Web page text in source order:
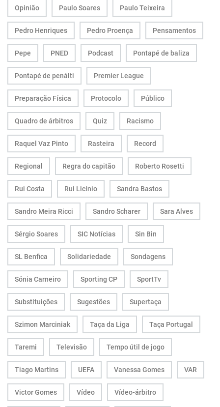
Opinião Paulo Soares Paulo Teixeira
Pedro Henriques Pedro Proença Pensamentos
Pepe PNED Podcast Pontapé de baliza
Pontapé de penálti Premier League
Preparação Física Protocolo Público
Quadro de árbitros Quiz Racismo
Raquel Vaz Pinto Rasteira Record
Regional Regra do capitão Roberto Rosetti
Rui Costa Rui Licínio Sandra Bastos
Sandro Meira Ricci Sandro Scharer Sara Alves
Sérgio Soares SIC Notícias Sin Bin
SL Benfica Solidariedade Sondagens
Sónia Carneiro Sporting CP SportTv
Substituições Sugestões Supertaça
Szimon Marciniak Taça da Liga Taça Portugal
Taremi Televisão Tempo útil de jogo
Tiago Martins UEFA Vanessa Gomes VAR
Victor Gomes Vídeo Vídeo-árbitro